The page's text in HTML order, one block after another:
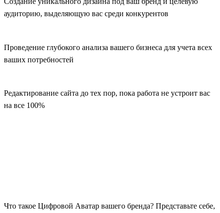
аудиторию, выделяющую вас среди конкурентов
Проведение глубокого анализа вашего бизнеса для учета всех
ваших потребностей
Редактирование сайта до тех пор, пока работа не устроит вас
на все 100%
Что такое Цифровой Аватар вашего бренда? Представьте себе,